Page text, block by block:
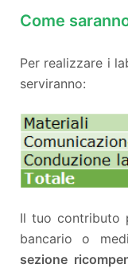
Come
Per realizzare i
serviranno:
Il tuo contributo
bancario o
sezione